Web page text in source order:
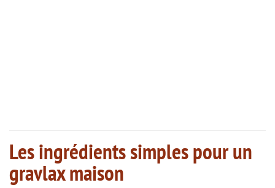
Les ingrédients simples pour un
gravlax maison